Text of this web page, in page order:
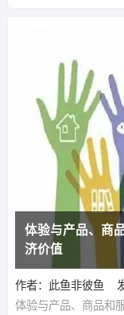
体验与产品、商
济价值
作者：此鱼非彼鱼
体验与产品、商品和